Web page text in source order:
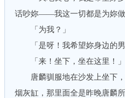
话吵妳——我这一切都是为妳
「为我？」
「是呀！我希望妳身边的
「来！坐下，坐在这里！」
唐麟驯服地在沙发上坐下，
烟灰缸，那里面全是昨晚唐麟